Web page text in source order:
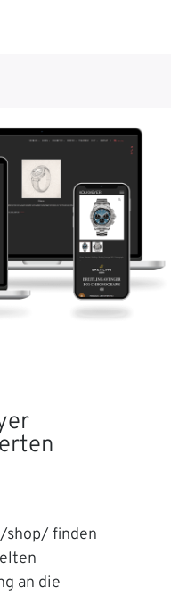
shop/ finden
an die